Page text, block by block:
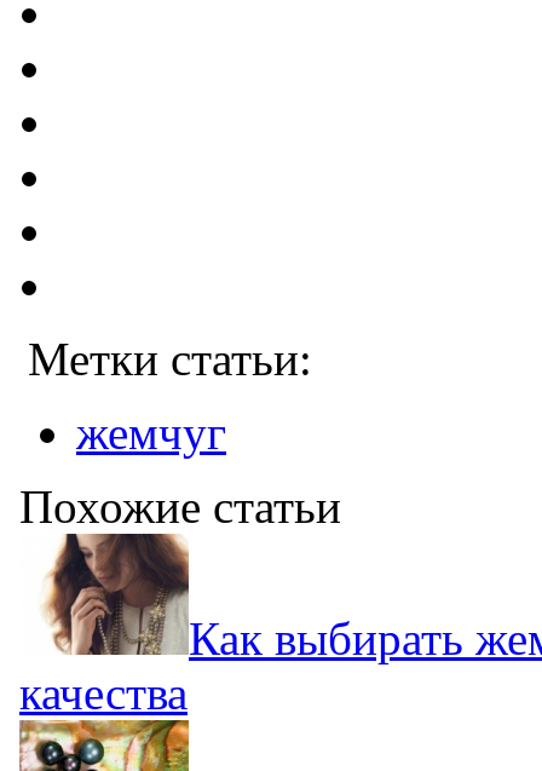
Метки статьи:
жемчуг
Похожие статьи
Как выбирать
качества